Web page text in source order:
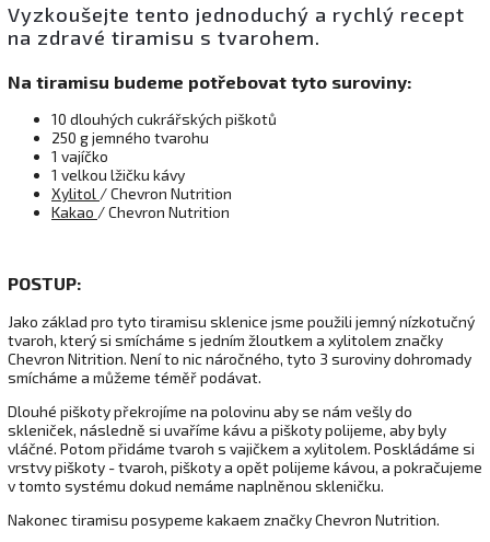
Vyzkoušejte tento jednoduchý a rychlý recept
na zdravé tiramisu s tvarohem.
Na tiramisu budeme potřebovat tyto suroviny:
10 dlouhých cukrářských piškotů
250 g jemného tvarohu
1 vajíčko
1 velkou lžičku kávy
Xylitol / Chevron Nutrition
Kakao / Chevron Nutrition
POSTUP:
Jako základ pro tyto tiramisu sklenice jsme použili jemný nízkotučný
tvaroh, který si smícháme s jedním žloutkem a xylitolem značky
Chevron Nitrition. Není to nic náročného, tyto 3 suroviny dohromady
smícháme a můžeme téměř podávat.
Dlouhé piškoty překrojíme na polovinu aby se nám vešly do
skleniček, následně si uvaříme kávu a piškoty polijeme, aby byly
vláčné. Potom přidáme tvaroh s vajičkem a xylitolem. Poskládáme si
vrstvy piškoty - tvaroh, piškoty a opět polijeme kávou, a pokračujeme
v tomto systému dokud nemáme naplněnou skleničku.
Nakonec tiramisu posypeme kakaem značky Chevron Nutrition.